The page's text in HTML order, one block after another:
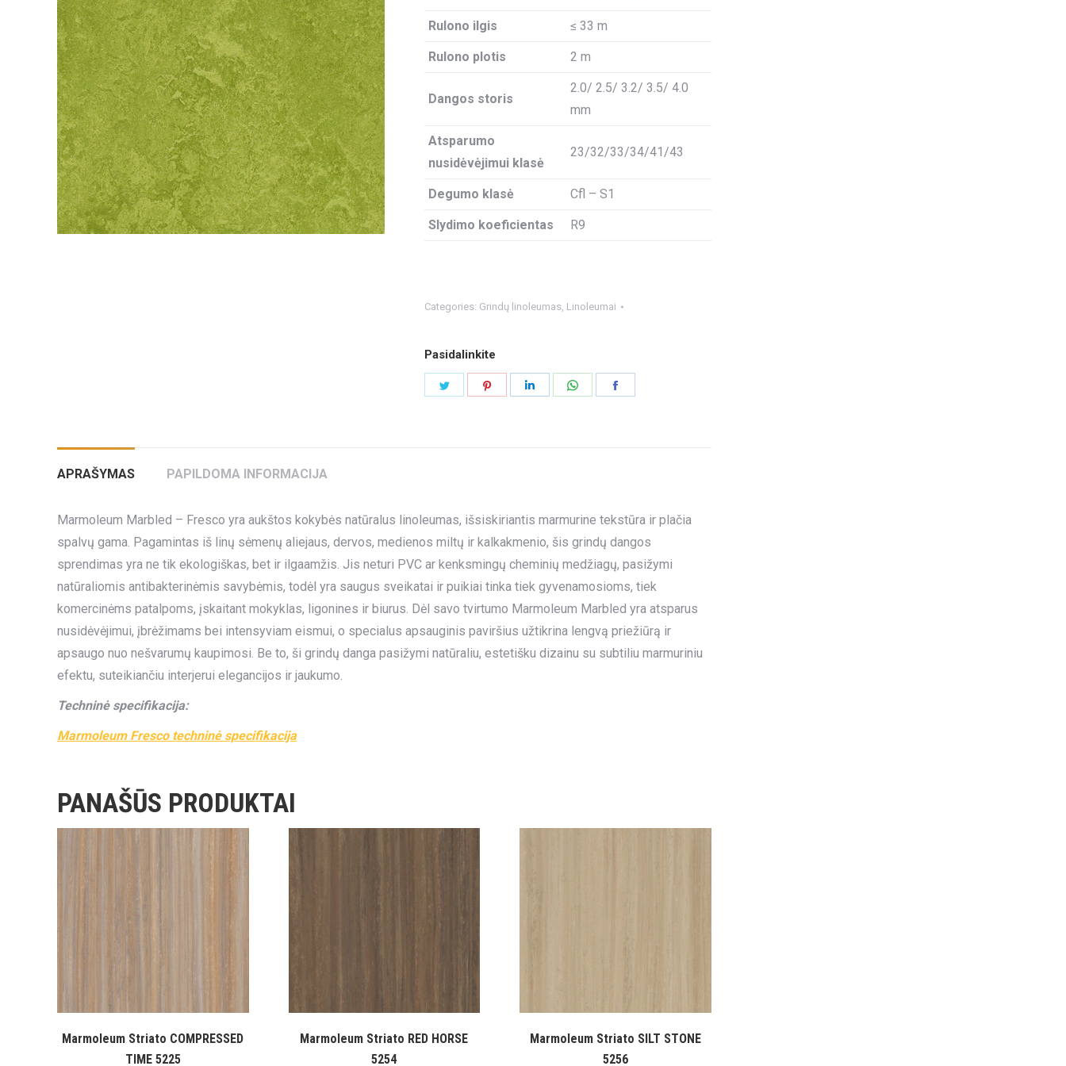
Rulono ilgis ≤ 33 m
Rulono plotis 2 m
Dangos storis
2.0/ 2.5/ 3.2/ 3.5/ 4.0
mm
Atsparumo
nusidėvėjimui klasė
23/32/33/34/41/43
Degumo klasė Cfl – S1
Slydimo koeficientas R9
Categories: Grindų linoleumas, Linoleumai
Pasidalinkite
Share
Share
APRAŠYMAS PAPILDOMA INFORMACIJA
Marmoleum Marbled – Fresco yra aukštos kokybės natūralus linoleumas, išsiskiriantis marmurine tekstūra ir plačia
spalvų gama. Pagamintas iš linų sėmenų aliejaus, dervos, medienos miltų ir kalkakmenio, šis grindų dangos
sprendimas yra ne tik ekologiškas, bet ir ilgaamžis. Jis neturi PVC ar kenksmingų cheminių medžiagų, pasižymi
natūraliomis antibakterinėmis savybėmis, todėl yra saugus sveikatai ir puikiai tinka tiek gyvenamosioms, tiek
komercinėms patalpoms, įskaitant mokyklas, ligonines ir biurus. Dėl savo tvirtumo Marmoleum Marbled yra atsparus
nusidėvėjimui, įbrėžimams bei intensyviam eismui, o specialus apsauginis paviršius užtikrina lengvą priežiūrą ir
apsaugo nuo nešvarumų kaupimosi. Be to, ši grindų danga pasižymi natūraliu, estetišku dizainu su subtiliu marmuriniu
efektu, suteikiančiu interjerui elegancijos ir jaukumo.
Techninė specifikacija:
Marmoleum Fresco techninė specifikacija
PANAŠŪS PRODUKTAI
Marmoleum Striato COMPRESSED
TIME 5225
Marmoleum Striato RED HORSE
5254
Marmoleum Striato SILT STONE
5256